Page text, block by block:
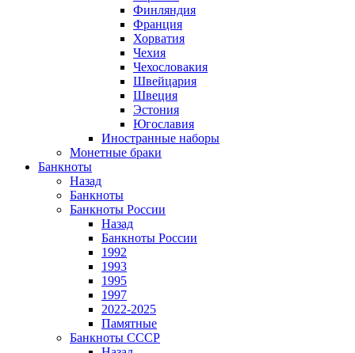
Финляндия
Франция
Хорватия
Чехия
Чехословакия
Швейцария
Швеция
Эстония
Югославия
Иностранные наборы
Монетные браки
Банкноты
Назад
Банкноты
Банкноты России
Назад
Банкноты России
1992
1993
1995
1997
2022-2025
Памятные
Банкноты СССР